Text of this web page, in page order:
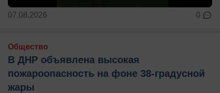
07.08.2026 0
Общество
В ДНР объявлена высокая
пожароопасность на фоне 38-градусной
жары